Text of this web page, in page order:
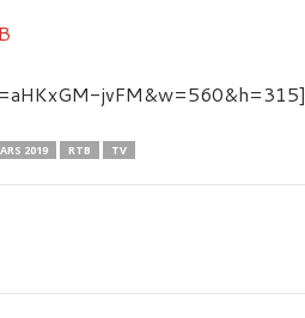
jvFM&w=560&h=315]
2019 RTB TV